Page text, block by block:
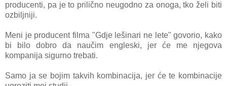
producenti, pa je to prilično neugodno za onoga, tko želi biti
ozbiljniji.
Meni je producent filma "Gdje lešinari ne lete" govorio, kako
bi bilo dobro da naučim engleski, jer će me njegova
kompanija sigurno trebati.
Samo ja se bojim takvih kombinacija, jer će te kombinacije